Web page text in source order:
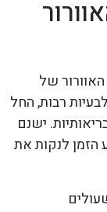
של
רבות, החל
ישנם
הזמן לנקות את